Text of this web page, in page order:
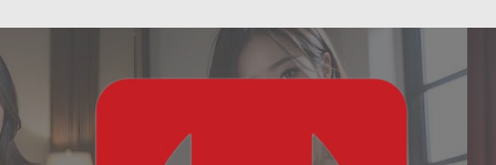
ฝัน
เห็น
to
content